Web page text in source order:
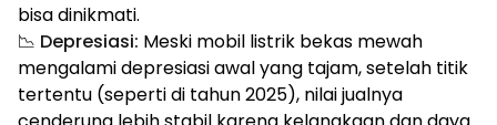
bisa dinikmati.
📉 Depresiasi: Meski mobil listrik bekas mewah
mengalami depresiasi awal yang tajam, setelah titik
tertentu (seperti di tahun 2025), nilai jualnya